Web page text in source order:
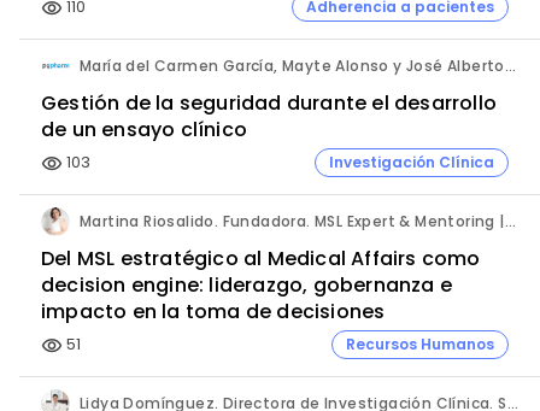
visibility 110 Adherencia a pacientes
María del Carmen García, Mayte Alonso y José Alberto Ayala. PVpharm.
Gestión de la seguridad durante el desarrollo
de un ensayo clínico
visibility 103 Investigación Clínica
Martina Riosalido. Fundadora. MSL Expert & Mentoring | Método MARIPOSA.
Del MSL estratégico al Medical Affairs como
decision engine: liderazgo, gobernanza e
impacto en la toma de decisiones
visibility 51 Recursos Humanos
Lidya Domínguez. Directora de Investigación Clínica. Sermes CRO.